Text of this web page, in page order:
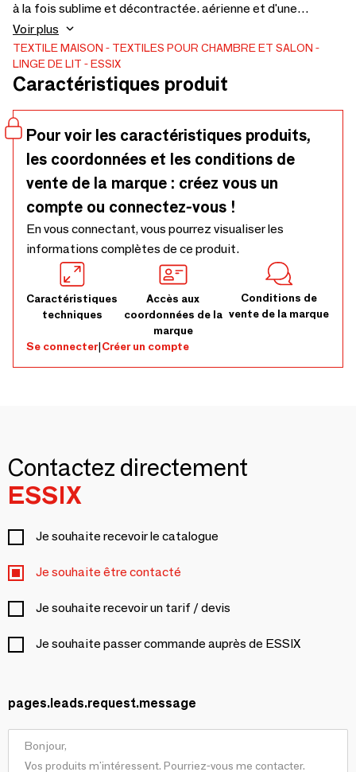
à la fois sublime et décontractée. aérienne et d'une
extrême douceur, cette gaze de coton lavée accompagne
parfaitement la tendance slow life actuelle avec sa matière
régressive, gaufrée et facile à vivre
Voir plus
TEXTILE MAISON
TEXTILES POUR CHAMBRE ET SALON
LINGE DE LIT
ESSIX
Caractéristiques produit
Pour voir les caractéristiques produits,
les coordonnées et les conditions de
vente de la marque : créez vous un
compte ou connectez-vous !
En vous connectant, vous pourrez visualiser les
informations complètes de ce produit.
Caractéristiques
techniques
Accès aux
coordonnées de la
marque
Conditions de
vente de la marque
Se connecter|Créer un compte
Contactez directement
ESSIX
Je souhaite recevoir le catalogue
Je souhaite être contacté
Je souhaite recevoir un tarif / devis
Je souhaite passer commande auprès de ESSIX
pages.leads.request.message